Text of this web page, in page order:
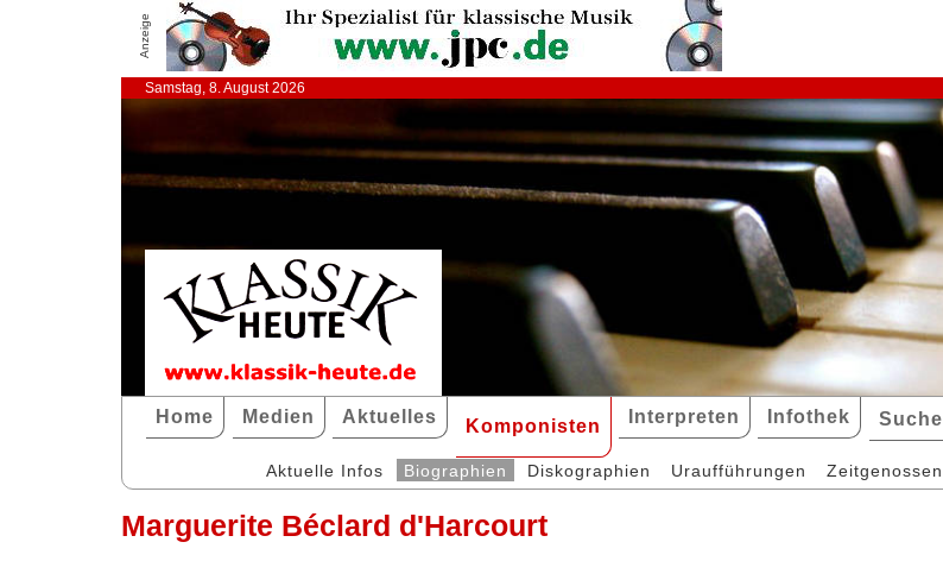
Anzeige
Samstag, 8. August 2026
Home Medien Aktuelles Komponisten Interpreten Infothek Suche
Aktuelle Infos Biographien Diskographien Uraufführungen Zeitgenossen
Marguerite Béclard d'Harcourt